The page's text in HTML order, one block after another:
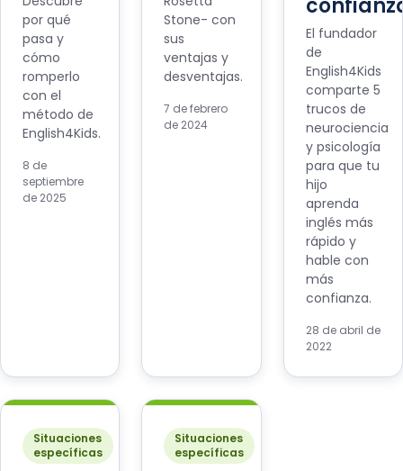
por qué
pasa y
cómo
romperlo
con el
método de
English4Kids.
8 de
septiembre
de 2025
Stone- con
sus
ventajas y
desventajas.
7 de febrero
de 2024
El fundador
de
English4Kids
comparte 5
trucos de
neurociencia
y psicología
para que tu
hijo
aprenda
inglés más
rápido y
hable con
más
confianza.
28 de abril de
2022
Situaciones
específicas
Situaciones
específicas